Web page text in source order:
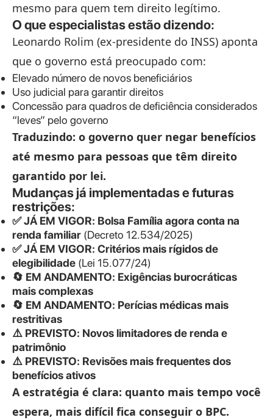
mesmo para quem tem direito legítimo.
O que especialistas estão dizendo:
Leonardo Rolim (ex-presidente do INSS) aponta
que o governo está preocupado com:
Elevado número de novos beneficiários
Uso judicial para garantir direitos
Concessão para quadros de deficiência considerados
“leves” pelo governo
Traduzindo: o governo quer negar benefícios
até mesmo para pessoas que têm direito
garantido por lei.
Mudanças já implementadas e futuras
restrições:
✅ JÁ EM VIGOR: Bolsa Família agora conta na
renda familiar (Decreto 12.534/2025)
✅ JÁ EM VIGOR: Critérios mais rígidos de
elegibilidade (Lei 15.077/24)
🔄 EM ANDAMENTO: Exigências burocráticas
mais complexas
🔄 EM ANDAMENTO: Perícias médicas mais
restritivas
⚠️ PREVISTO: Novos limitadores de renda e
patrimônio
⚠️ PREVISTO: Revisões mais frequentes dos
benefícios ativos
A estratégia é clara: quanto mais tempo você
espera, mais difícil fica conseguir o BPC.